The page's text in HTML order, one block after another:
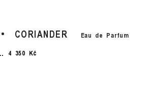
CORIANDER
Eau de Parfum
4 350 Kč